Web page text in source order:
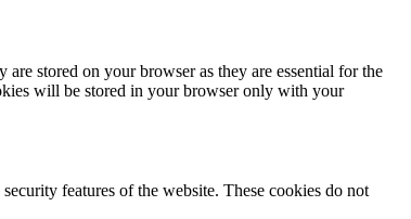
stored on your browser as they are essential for the
will be stored in your browser only with your
features of the website. These cookies do not